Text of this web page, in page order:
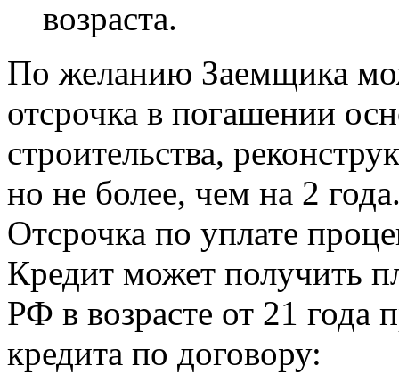
возраста.
По желанию Заемщика
отсрочка в погашении
строительства,
но не более, чем на 2
Отсрочка по уплате
Кредит может получить
РФ в возрасте от 21 года
кредита по договору: